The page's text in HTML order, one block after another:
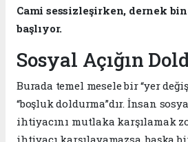
Cami sessizleşirken, dernek
başlıyor.
Sosyal Açığın
Burada temel mesele bir “yer
“boşluk doldurma”dır. İnsan
ihtiyacını mutlaka karşılamak
ihtiyacı karşılayamazsa, başka